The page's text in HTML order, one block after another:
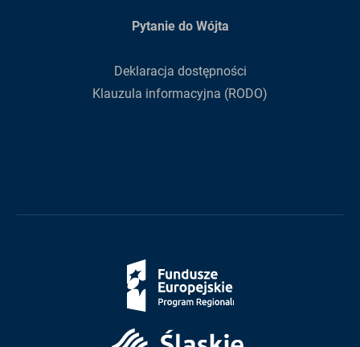
Pytanie do Wójta
Deklaracja dostępności
Klauzula informacyjna (RODO)
Fundusze
Europejskie